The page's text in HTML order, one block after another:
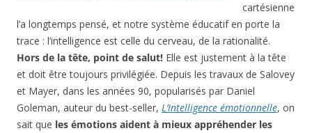
cartésienne
l’a longtemps pensé, et notre système éducatif en porte la
trace : l’intelligence est celle du cerveau, de la rationalité.
Hors de la tête, point de salut! Elle est justement à la tête
et doit être toujours privilégiée. Depuis les travaux de Salovey
et Mayer, dans les années 90, popularisés par Daniel
Goleman, auteur du best-seller, L’Intelligence émotionnelle, on
sait que les émotions aident à mieux appréhender les